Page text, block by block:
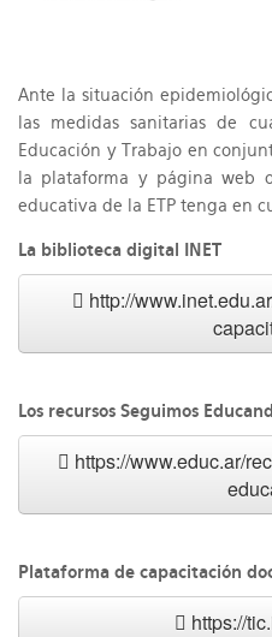
Ante la situación
las medidas sanitarias de
Educación y Trabajo en
la plataforma y página web
educativa de la ETP tenga en
La biblioteca digital INET
http://
Los recursos Seguimos
https://www.educ.ar/
Plataforma de capacitación
https://